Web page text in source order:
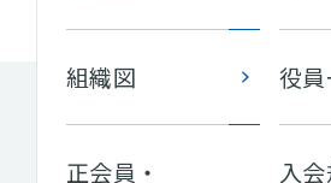
組織図 役
正会員・ 入会